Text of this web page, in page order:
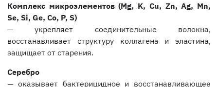
Комплекс микроэлементов (Mg, K, Cu, Zn, Ag, Mn,
Se, Si, Ge, Co, P, S)
— укрепляет соединительные волокна,
восстанавливает структуру коллагена и эластина,
защищает от старения.
Серебро
— оказывает бактерицидное и восстанавливающее